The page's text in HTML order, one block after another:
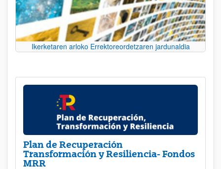
Ikerketaren arloko Errektoreordetzaren jardunaldia
Plan de Recuperación
Transformación y Resiliencia- Fondos
MRR